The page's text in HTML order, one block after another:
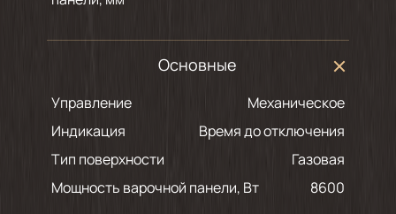
Основные
Управление
Механическое
Индикация
Время до отключения
Тип поверхности
Газовая
Мощность варочной панели, Вт
8600